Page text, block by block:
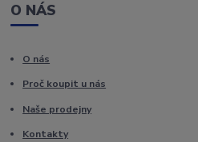
O NÁS
O nás
Proč koupit u nás
Naše prodejny
Kontakty